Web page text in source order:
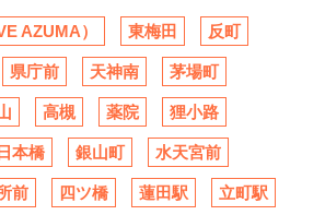
AZUMA） 東梅田 反町
県庁前 天神南 茅場町
高槻 薬院 狸小路
本橋 銀山町 水天宮前
前 四ツ橋 蓮田駅 立町駅